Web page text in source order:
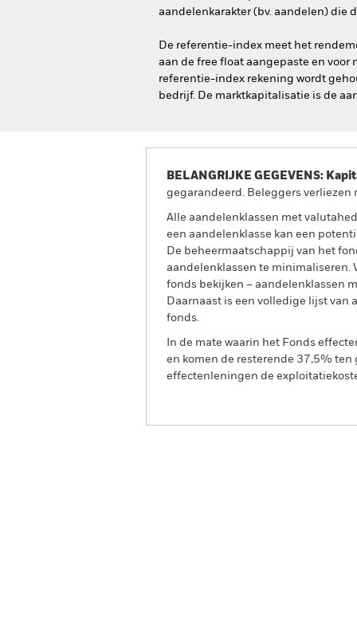
aandelenkarakter (bv. aandelen) die
De referentie-index meet het
aan de free float aangepaste en
referentie-index rekening wordt
bedrijf. De marktkapitalisatie is de
BELANGRIJKE GEGEVENS:
gegarandeerd. Beleggers
Alle aandelenklassen met
een aandelenklasse kan een
De beheermaatschappij van het
aandelenklassen te minimaliseren.
fonds bekijken – aandelenklassen
Daarnaast is een volledige lijst
fonds.
In de mate waarin het Fonds
en komen de resterende 37,5%
effectenleningen de